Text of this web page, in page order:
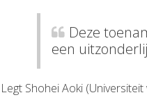
Deze
een
Legt Shohei Aoki (Universiteit